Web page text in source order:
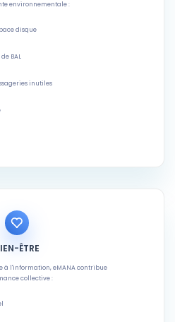
environnementale :
disque
BAL
inutiles
ÊTRE
à l'information, eMANA contribue
collective :